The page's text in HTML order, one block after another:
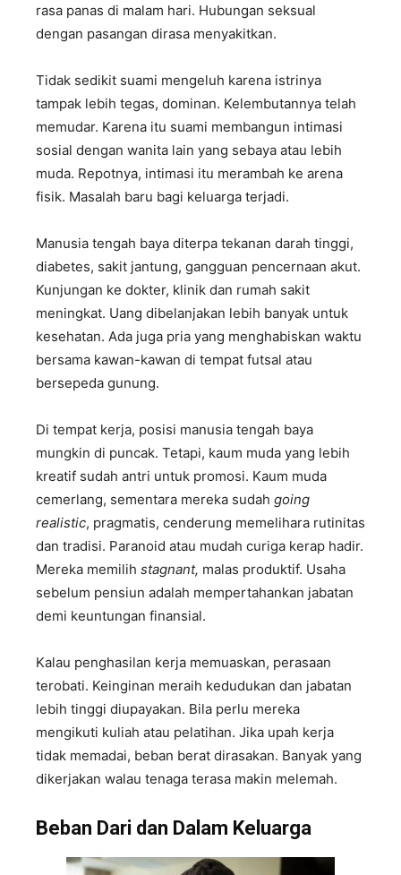
rasa panas di malam hari. Hubungan seksual
dengan pasangan dirasa menyakitkan.
Tidak sedikit suami mengeluh karena istrinya
tampak lebih tegas, dominan. Kelembutannya telah
memudar. Karena itu suami membangun intimasi
sosial dengan wanita lain yang sebaya atau lebih
muda. Repotnya, intimasi itu merambah ke arena
fisik. Masalah baru bagi keluarga terjadi.
Manusia tengah baya diterpa tekanan darah tinggi,
diabetes, sakit jantung, gangguan pencernaan akut.
Kunjungan ke dokter, klinik dan rumah sakit
meningkat. Uang dibelanjakan lebih banyak untuk
kesehatan. Ada juga pria yang menghabiskan waktu
bersama kawan-kawan di tempat futsal atau
bersepeda gunung.
Di tempat kerja, posisi manusia tengah baya
mungkin di puncak. Tetapi, kaum muda yang lebih
kreatif sudah antri untuk promosi. Kaum muda
cemerlang, sementara mereka sudah going
realistic, pragmatis, cenderung memelihara rutinitas
dan tradisi. Paranoid atau mudah curiga kerap hadir.
Mereka memilih stagnant, malas produktif. Usaha
sebelum pensiun adalah mempertahankan jabatan
demi keuntungan finansial.
Kalau penghasilan kerja memuaskan, perasaan
terobati. Keinginan meraih kedudukan dan jabatan
lebih tinggi diupayakan. Bila perlu mereka
mengikuti kuliah atau pelatihan. Jika upah kerja
tidak memadai, beban berat dirasakan. Banyak yang
dikerjakan walau tenaga terasa makin melemah.
Beban Dari dan Dalam Keluarga